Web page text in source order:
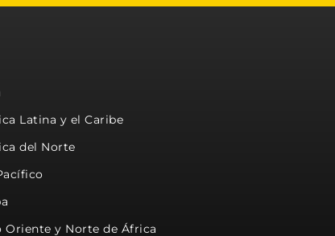
Latina y el Caribe
del Norte
Oriente y Norte de África